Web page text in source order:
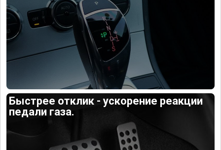
Быстрее отклик - ускорение реакции
педали газа.